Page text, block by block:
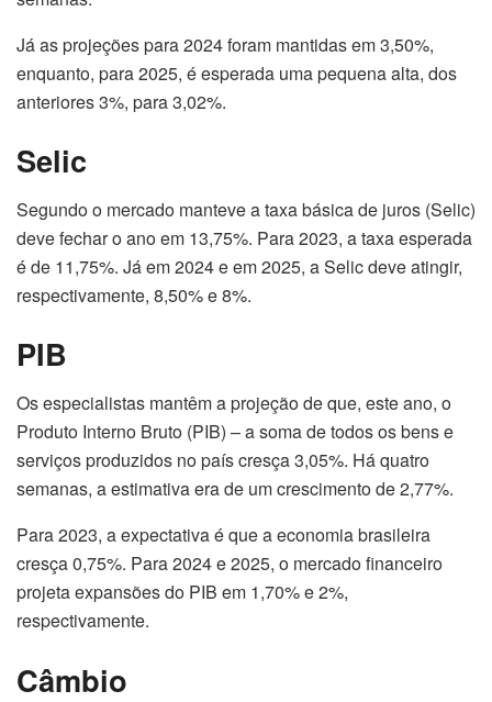
Já as projeções para 2024 foram mantidas em 3,50%,
enquanto, para 2025, é esperada uma pequena alta, dos
anteriores 3%, para 3,02%.
Selic
Segundo o mercado manteve a taxa básica de juros (Selic)
deve fechar o ano em 13,75%. Para 2023, a taxa esperada
é de 11,75%. Já em 2024 e em 2025, a Selic deve atingir,
respectivamente, 8,50% e 8%.
PIB
Os especialistas mantêm a projeção de que, este ano, o
Produto Interno Bruto (PIB) – a soma de todos os bens e
serviços produzidos no país cresça 3,05%. Há quatro
semanas, a estimativa era de um crescimento de 2,77%.
Para 2023, a expectativa é que a economia brasileira
cresça 0,75%. Para 2024 e 2025, o mercado financeiro
projeta expansões do PIB em 1,70% e 2%,
respectivamente.
Câmbio